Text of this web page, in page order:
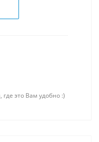
это Вам удобно :)